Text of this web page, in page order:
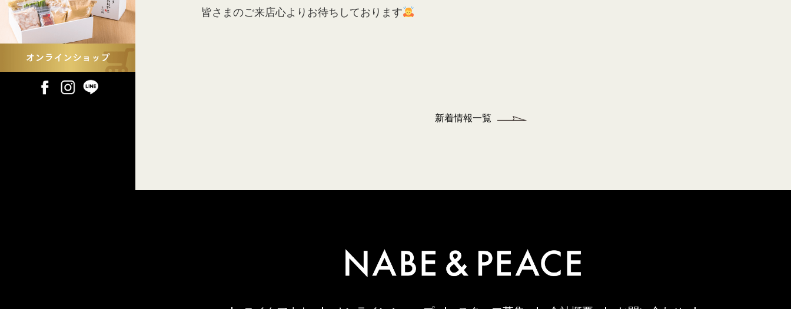
皆さまのご来店心よりお待ちしております
新着情報一覧